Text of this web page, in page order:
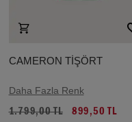
CAMERON TİŞÖRT
Daha Fazla Renk
1.799,00 TL 899,50 TL